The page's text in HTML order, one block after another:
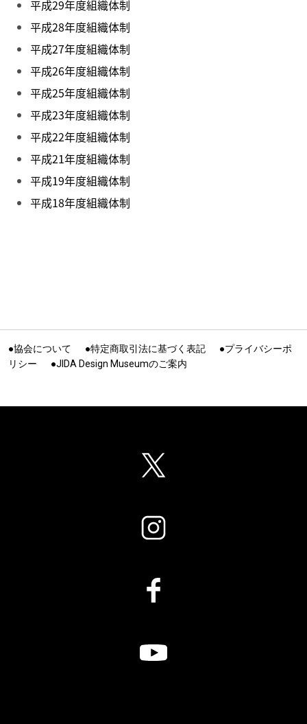
平成29年度組織体制
平成28年度組織体制
平成27年度組織体制
平成26年度組織体制
平成25年度組織体制
平成23年度組織体制
平成22年度組織体制
平成21年度組織体制
平成19年度組織体制
平成18年度組織体制
●協会について ●特定商取引法に基づく表記
●プライバシーポ
リシー
●JIDA Design Museumのご案内